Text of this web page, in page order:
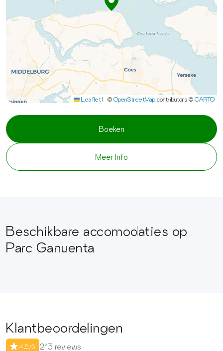
Leaflet | © OpenStreetMap contributors © CARTO
Boeken
Meer Info
Beschikbare accomodaties op
Parc Ganuenta
Klantbeoordelingen
4.5/5 213 reviews